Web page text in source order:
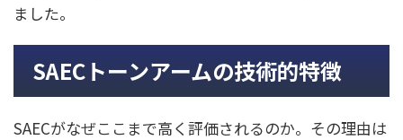
ました。
SAECトーンアームの技術的特徴
SAECがなぜここまで高く評価されるのか。その理由は